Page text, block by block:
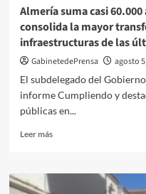
55
empleos
Almería suma casi
consolida la mayor
infraestructuras de las
GabinetedePrensa agosto
El subdelegado del
informe Cumpliendo y
públicas en...
Leer másLeer
Almería